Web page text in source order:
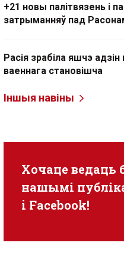
+21 новы палітвязень і
затрыманняў пад
Расія зрабіла яшчэ
ваеннага становішча
Іншыя навіны
Хочаце ведаць
нашымі
i Facebook!